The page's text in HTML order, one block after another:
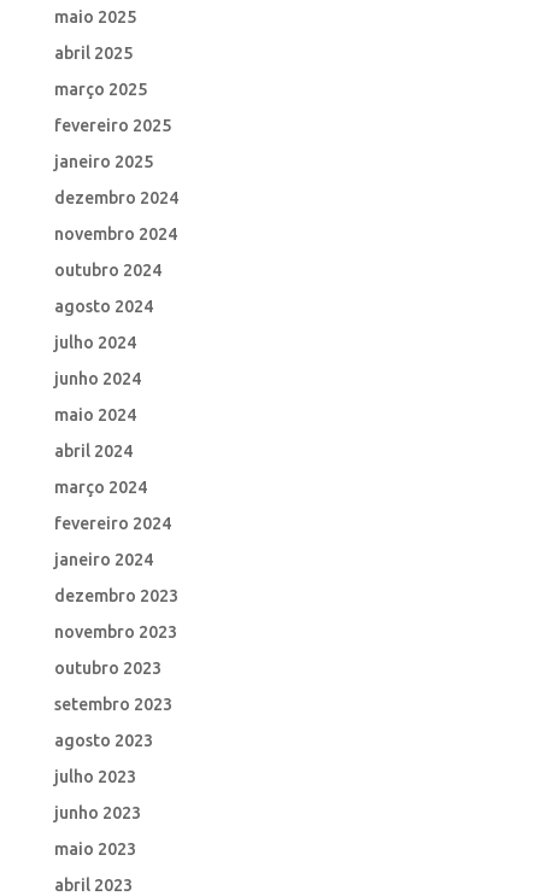
maio 2025
abril 2025
março 2025
fevereiro 2025
janeiro 2025
dezembro 2024
novembro 2024
outubro 2024
agosto 2024
julho 2024
junho 2024
maio 2024
abril 2024
março 2024
fevereiro 2024
janeiro 2024
dezembro 2023
novembro 2023
outubro 2023
setembro 2023
agosto 2023
julho 2023
junho 2023
maio 2023
abril 2023